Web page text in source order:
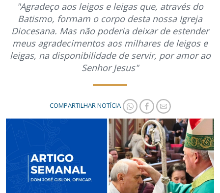
"Agradeço aos leigos e leigas que, através do
Batismo, formam o corpo desta nossa Igreja
Diocesana. Mas não poderia deixar de estender
meus agradecimentos aos milhares de leigos e
leigas, na disponibilidade de servir, por amor ao
Senhor Jesus"
COMPARTILHAR NOTÍCIA